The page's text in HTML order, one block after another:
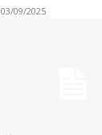
03/09/2025